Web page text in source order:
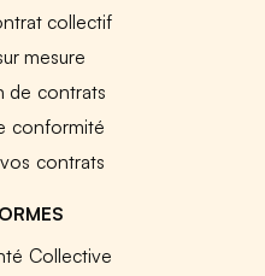
collectif
mesure
de contrats
conformité
contrats
Collective